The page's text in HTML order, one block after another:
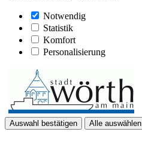
Notwendig
Statistik
Komfort
Personalisierung
Auswahl bestätigen Alle auswählen